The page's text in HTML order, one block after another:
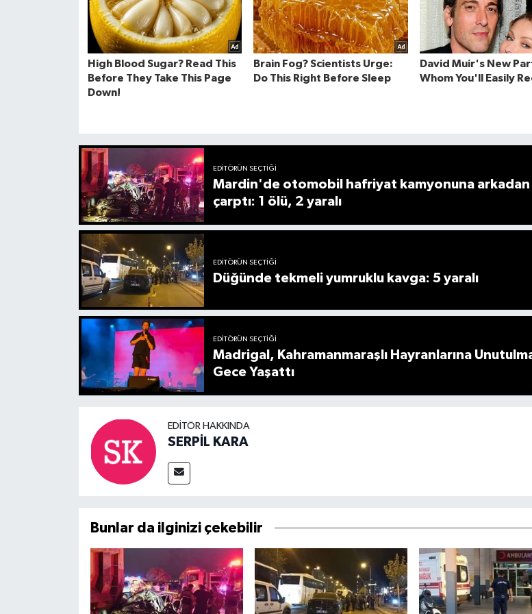
EDITÖRÜN SEÇTIĞI
Mardin'de otomobil hafriyat kamyonuna arkadan
çarptı: 1 ölü, 2 yaralı
EDITÖRÜN SEÇTIĞI
Düğünde tekmeli yumruklu kavga: 5 yaralı
EDITÖRÜN SEÇTIĞI
Madrigal, Kahramanmaraşlı Hayranlarına
Gece Yaşattı
EDITÖR HAKKINDA
SERPİL KARA
Bunlar da ilginizi çekebilir